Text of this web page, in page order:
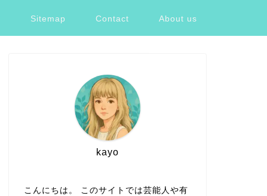
Sitemap Contact About us
kayo
こんにちは。 このサイトでは芸能人や有